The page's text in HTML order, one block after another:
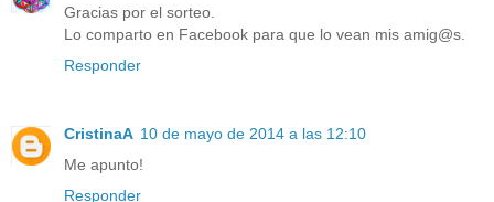
Gracias por el sorteo.
Lo comparto en Facebook para que lo vean mis amig@s.
Responder
CristinaA 10 de mayo de 2014 a las 12:10
Me apunto!
Responder